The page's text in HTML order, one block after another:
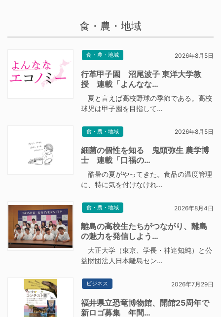
食・農・地域
食・農・地域 2026年8月5日
行革甲子園 沼尾波子 東洋大学教
授 連載「よんなな…
夏と言えば高校野球の季節である。高校
球児は甲子園を目指して…
食・農・地域 2026年8月5日
細菌の個性を知る 鬼頭弥生 農学博
士 連載「口福の…
酷暑の夏がやってきた。食品の温度管理
に、特に気を付けなけれ…
食・農・地域 2026年8月4日
離島の高校生たちがつながり、離島
の魅力を発信しよう…
大正大学（東京、学長・神達知純）と公
益財団法人日本離島セン…
ビジネス 2026年7月29日
福井県立恐竜博物館、開館25周年で
新ロゴ募集 年間…